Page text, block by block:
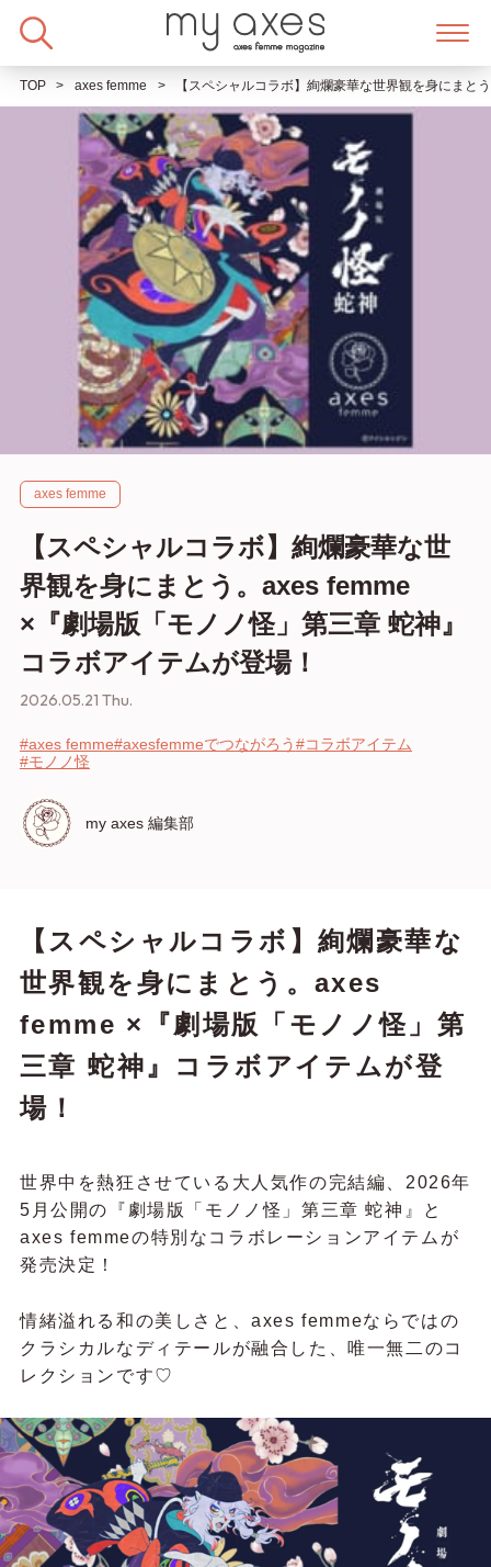
TOP axes femme 【スペシャルコラボ】絢爛豪華な世界観を身にま
axes femme
【スペシャルコラボ】絢爛豪華な世
界観を身にまとう。axes femme
×『劇場版「モノノ怪」第三章 蛇神』
コラボアイテムが登場！
2026.05.21 Thu.
#axes femme#axesfemmeでつながろう#コラボアイテム
#モノノ怪
my axes 編集部
【スペシャルコラボ】絢爛豪華な
世界観を身にまとう。axes
femme ×『劇場版「モノノ怪」第
三章 蛇神』コラボアイテムが登
場！
世界中を熱狂させている大人気作の完結編、2026年
5月公開の『劇場版「モノノ怪」第三章 蛇神』と
axes femmeの特別なコラボレーションアイテムが
発売決定！
情緒溢れる和の美しさと、axes femmeならではの
クラシカルなディテールが融合した、唯一無二のコ
レクションです♡